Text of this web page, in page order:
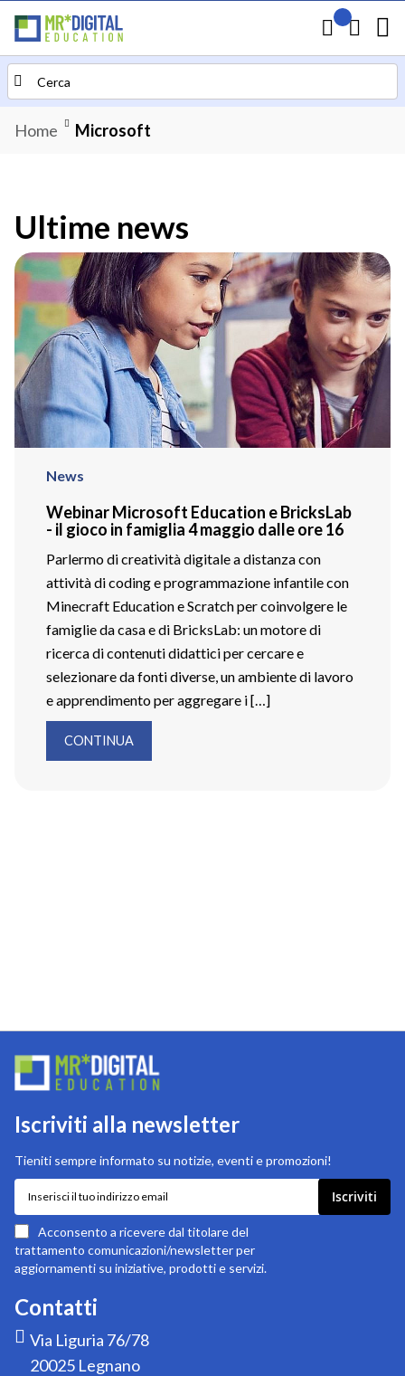
Carrello
Il mio
Search
Home Microsoft
Ultime news
News
Webinar Microsoft Education e BricksLab
- il gioco in famiglia 4 maggio dalle ore 16
Parlermo di creatività digitale a distanza con
attività di coding e programmazione infantile con
Minecraft Education e Scratch per coinvolgere le
famiglie da casa e di BricksLab: un motore di
ricerca di contenuti didattici per cercare e
selezionare da fonti diverse, un ambiente di lavoro
e apprendimento per aggregare i […]
CONTINUA
Contatti
Via Liguria 76/78
20025 Legnano
Iscriviti alla newsletter
Tieniti sempre informato su notizie, eventi e promozioni!
Iscriviti
alla
nostra
newsletter:
Iscriviti
Acconsento a ricevere dal titolare del
trattamento comunicazioni/newsletter per
aggiornamenti su iniziative, prodotti e servizi.